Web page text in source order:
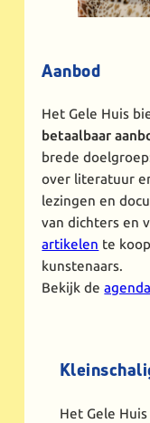
Aanbod
Het Gele Huis
betaalbaar
brede
over literatuur
lezingen en
van dichters en
artikelen te
kunstenaars.
Bekijk de
Het Gele